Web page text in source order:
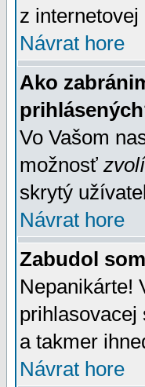
z
Návrat hore
Ako
Vo Vašom
možnosť
skrytý
Návrat hore
Zabudol
Nepanikárte!
prihlasovacej
a takmer
Návrat hore